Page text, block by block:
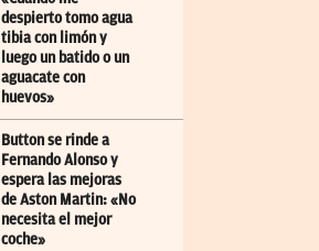
despierto tomo agua
tibia con limón y
luego un batido o un
aguacate con
huevos»
Button se rinde a
Fernando Alonso y
espera las mejoras
de Aston Martin: «No
necesita el mejor
coche»